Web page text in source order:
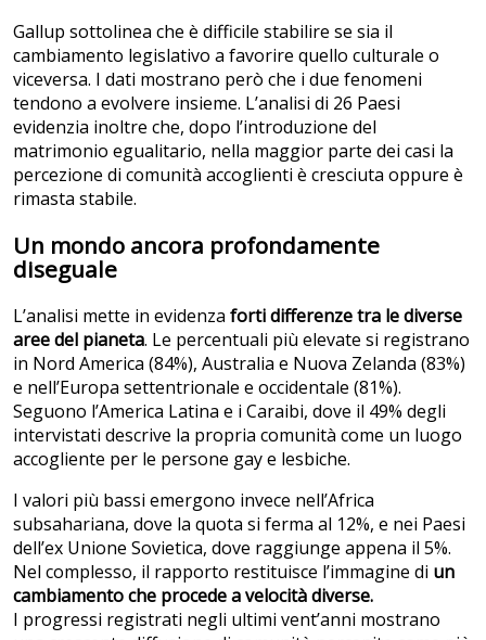
Gallup sottolinea che è difficile stabilire se sia il
cambiamento legislativo a favorire quello culturale o
viceversa. I dati mostrano però che i due fenomeni
tendono a evolvere insieme. L’analisi di 26 Paesi
evidenzia inoltre che, dopo l’introduzione del
matrimonio egualitario, nella maggior parte dei casi la
percezione di comunità accoglienti è cresciuta oppure è
rimasta stabile.
Un mondo ancora profondamente
diseguale
L’analisi mette in evidenza forti differenze tra le diverse
aree del pianeta. Le percentuali più elevate si registrano
in Nord America (84%), Australia e Nuova Zelanda (83%)
e nell’Europa settentrionale e occidentale (81%).
Seguono l’America Latina e i Caraibi, dove il 49% degli
intervistati descrive la propria comunità come un luogo
accogliente per le persone gay e lesbiche.
I valori più bassi emergono invece nell’Africa
subsahariana, dove la quota si ferma al 12%, e nei Paesi
dell’ex Unione Sovietica, dove raggiunge appena il 5%.
Nel complesso, il rapporto restituisce l’immagine di un
cambiamento che procede a velocità diverse.
I progressi registrati negli ultimi vent’anni mostrano